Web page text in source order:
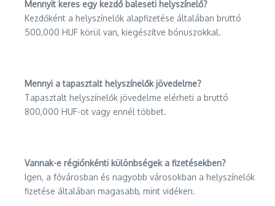
Mennyit keres egy kezdő baleseti helyszínelő?
Kezdőként a helyszínelők alapfizetése általában bruttó
500,000 HUF körül van, kiegészítve bónuszokkal.
Mennyi a tapasztalt helyszínelők jövedelme?
Tapasztalt helyszínelők jövedelme elérheti a bruttó
800,000 HUF-ot vagy ennél többet.
Vannak-e régiónkénti különbségek a fizetésekben?
Igen, a fővárosban és nagyobb városokban a helyszínelők
fizetése általában magasabb, mint vidéken.